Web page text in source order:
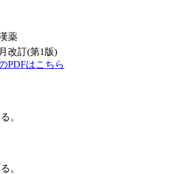
薬
改訂(第1版)
PDFはこちら
。
。